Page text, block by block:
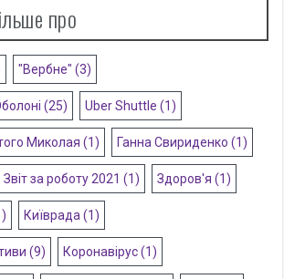
про
"Вербне" (3)
(25) Uber Shuttle (1)
Миколая (1) Ганна Свириденко (1)
Звіт за роботу 2021 (1) Здоров'я (1)
Київрада (1)
(9) Коронавірус(1)